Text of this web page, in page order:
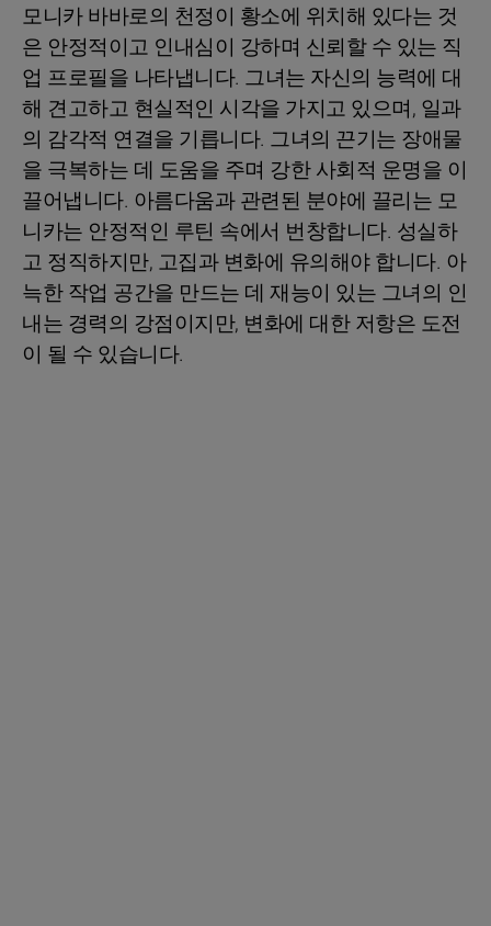
모니카 바바로의 천정이 황소에 위치해 있다는 것
은 안정적이고 인내심이 강하며 신뢰할 수 있는 직
업 프로필을 나타냅니다. 그녀는 자신의 능력에 대
해 견고하고 현실적인 시각을 가지고 있으며, 일과
의 감각적 연결을 기릅니다. 그녀의 끈기는 장애물
을 극복하는 데 도움을 주며 강한 사회적 운명을 이
끌어냅니다. 아름다움과 관련된 분야에 끌리는 모
니카는 안정적인 루틴 속에서 번창합니다. 성실하
고 정직하지만, 고집과 변화에 유의해야 합니다. 아
늑한 작업 공간을 만드는 데 재능이 있는 그녀의 인
내는 경력의 강점이지만, 변화에 대한 저항은 도전
이 될 수 있습니다.